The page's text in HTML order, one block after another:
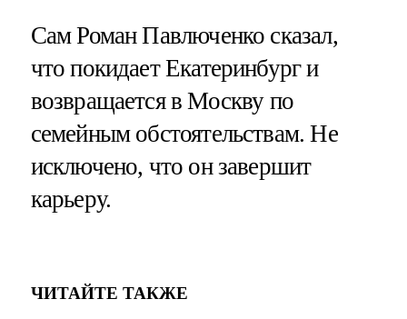
Сам Роман Павлюченко сказал,
что покидает Екатеринбург и
возвращается в Москву по
семейным обстоятельствам. Не
исключено, что он завершит
карьеру.
ЧИТАЙТЕ ТАКЖЕ